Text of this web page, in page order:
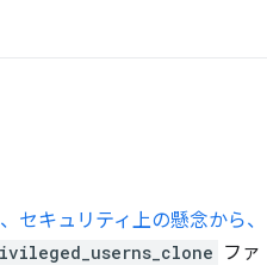
セキュリティ上の懸念から、
ファ